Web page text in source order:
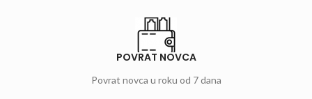
POVRAT NOVCA
Povrat novca u roku od 7 dana